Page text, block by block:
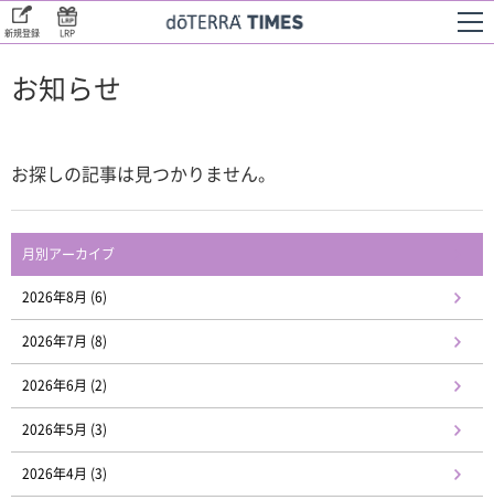
LRP
新規登録
お知らせ
お探しの記事は見つかりません。
月別アーカイブ
2026年8月 (6)
2026年7月 (8)
2026年6月 (2)
2026年5月 (3)
2026年4月 (3)